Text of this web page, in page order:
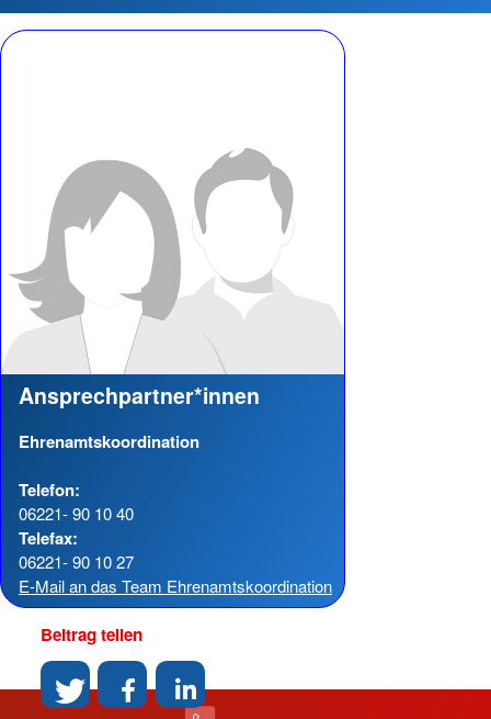
Ansprechpartner*innen
Ehrenamtskoordination
Telefon:
06221- 90 10 40
Telefax:
06221- 90 10 27
E-Mail an das Team Ehrenamtskoordination
Beitrag teilen